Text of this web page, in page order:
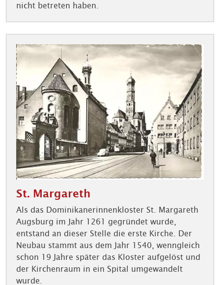
nicht betreten haben.
St. Margareth
Als das Dominikanerinnenkloster St. Margareth
Augsburg im Jahr 1261 gegründet wurde,
entstand an dieser Stelle die erste Kirche. Der
Neubau stammt aus dem Jahr 1540, wenngleich
schon 19 Jahre später das Kloster aufgelöst und
der Kirchenraum in ein Spital umgewandelt
wurde.